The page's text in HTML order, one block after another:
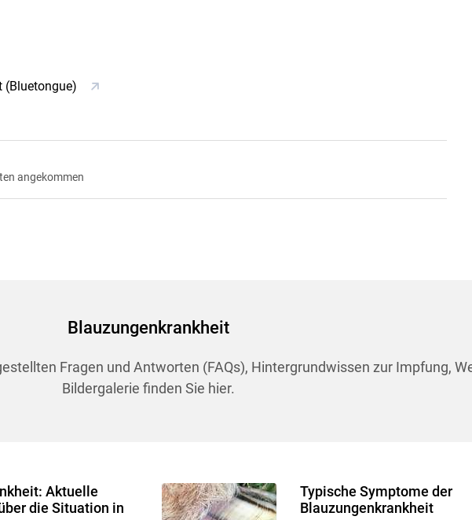
(Bluetongue)
angekommen
Blauzungenkrankheit
Fragen und Antworten (FAQs), Hintergrundwissen zur Impfung,
Bildergalerie finden Sie hier.
Aktuelle
die Situation in
Typische Symptome der
Blauzungenkrankheit